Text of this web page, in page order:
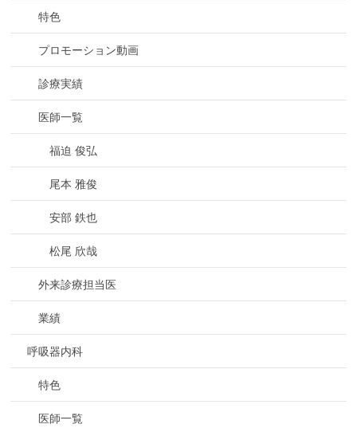
特色
プロモーション動画
診療実績
医師一覧
福迫 俊弘
尾本 雅俊
安部 鉄也
松尾 欣哉
外来診療担当医
業績
呼吸器内科
特色
医師一覧